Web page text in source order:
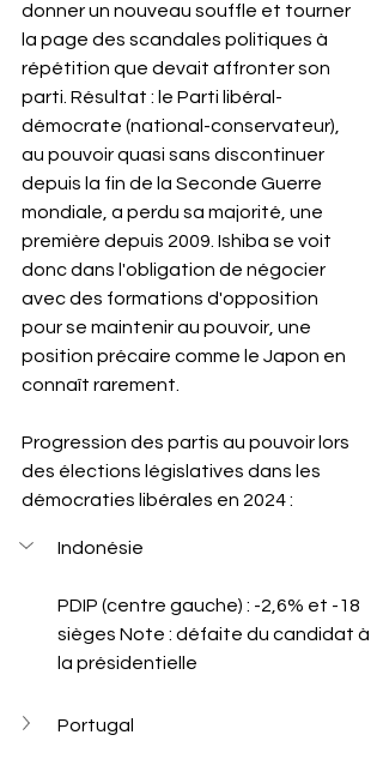
donner un nouveau souffle et tourner
la page des scandales politiques à
répétition que devait affronter son
parti. Résultat : le Parti libéral-
démocrate (national-conservateur),
au pouvoir quasi sans discontinuer
depuis la fin de la Seconde Guerre
mondiale, a perdu sa majorité, une
première depuis 2009. Ishiba se voit
donc dans l'obligation de négocier
avec des formations d'opposition
pour se maintenir au pouvoir, une
position précaire comme le Japon en
connaît rarement.
Progression des partis au pouvoir lors
des élections législatives dans les
démocraties libérales en 2024 :
Indonésie
PDIP (centre gauche) : -2,6% et -18
sièges Note : défaite du candidat à
la présidentielle
Portugal